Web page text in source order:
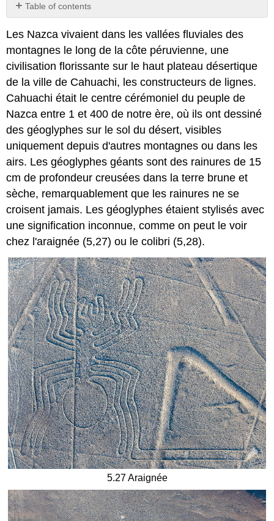
Table of contents
No
Les Nazca vivaient dans les vallées fluviales des
montagnes le long de la côte péruvienne, une
civilisation florissante sur le haut plateau désertique
de la ville de Cahuachi, les constructeurs de lignes.
Cahuachi était le centre cérémoniel du peuple de
Nazca entre 1 et 400 de notre ère, où ils ont dessiné
des géoglyphes sur le sol du désert, visibles
uniquement depuis d'autres montagnes ou dans les
airs. Les géoglyphes géants sont des rainures de 15
cm de profondeur creusées dans la terre brune et
sèche, remarquablement que les rainures ne se
croisent jamais. Les géoglyphes étaient stylisés avec
une signification inconnue, comme on peut le voir
chez l'araignée (5,27) ou le colibri (5,28).
5.27 Araignée